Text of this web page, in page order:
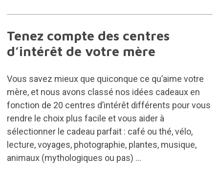
Tenez compte des centres
d’intérêt de votre mère
Vous savez mieux que quiconque ce qu’aime votre
mère, et nous avons classé nos idées cadeaux en
fonction de 20 centres d’intérêt différents pour vous
rendre le choix plus facile et vous aider à
sélectionner le cadeau parfait : café ou thé, vélo,
lecture, voyages, photographie, plantes, musique,
animaux (mythologiques ou pas) ...